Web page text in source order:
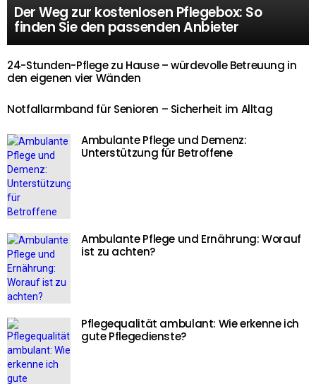
Der Weg zur kostenlosen Pflegebox: So
finden Sie den passenden Anbieter
24-Stunden-Pflege zu Hause – würdevolle Betreuung in
den eigenen vier Wänden
Notfallarmband für Senioren – Sicherheit im Alltag
Ambulante Pflege und Demenz:
Unterstützung für Betroffene
Ambulante Pflege und Ernährung: Worauf
ist zu achten?
Pflegequalität ambulant: Wie erkenne ich
gute Pflegedienste?